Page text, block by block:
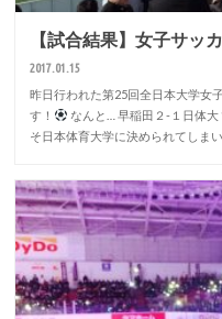
【試合結果】女子サッ
2017.01.15
昨日行われた第25回全日本大学女
す！
なんと… 早稲田２-１日体
そ日本体育大学に決められてしま